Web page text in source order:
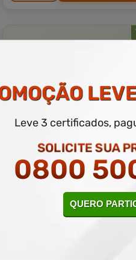
Gestão e Liderança
CURSO ON-LINE
MATRICULAR AGORA
Leve 3 certificados,
SOLICITE SUA
0800
QUERO